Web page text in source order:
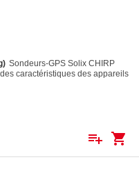
Sondeurs-GPS Solix CHIRP
caractéristiques des appareils
playlist_add shopping_cart